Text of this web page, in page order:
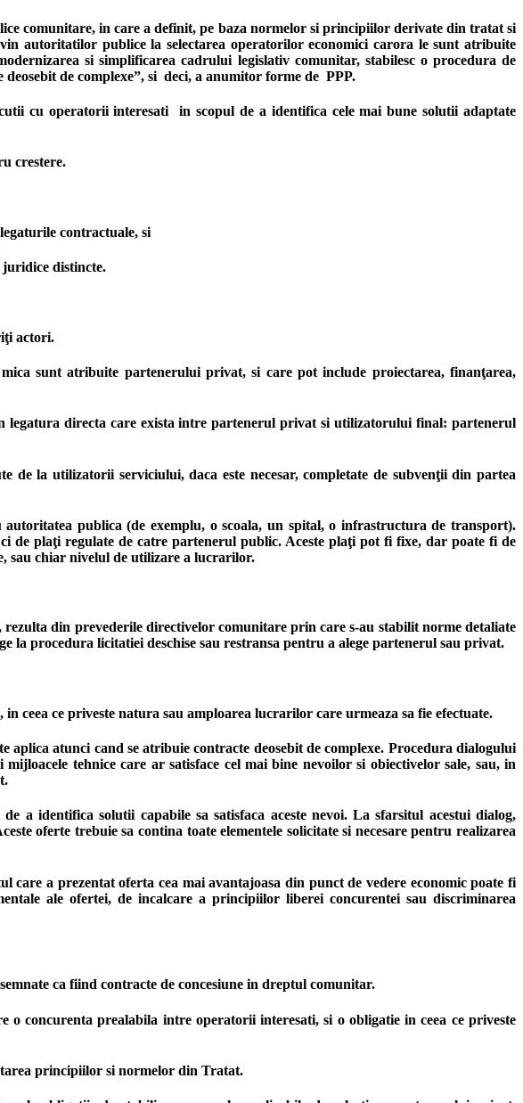
comunitare, in care a definit, pe baza normelor si principiilor derivate din tratat si
autoritatilor publice la selectarea operatorilor economici carora le sunt atribuite
si simplificarea cadrului legislativ comunitar, stabilesc o procedura de
de complexe”, si deci, a anumitor forme de PPP.
cu operatorii interesati in scopul de a identifica cele mai bune solutii adaptate
crestere.
contractuale, si
distincte.
actori.
sunt atribuite partenerului privat, si care pot include proiectarea, finanţarea,
legatura directa care exista intre partenerul privat si utilizatorului final: partenerul
de la utilizatorii serviciului, daca este necesar, completate de subvenţii din partea
publica (de exemplu, o scoala, un spital, o infrastructura de transport).
plaţi regulate de catre partenerul public. Aceste plaţi pot fi fixe, dar poate fi de
sau chiar nivelul de utilizare a lucrarilor.
din prevederile directivelor comunitare prin care s-au stabilit norme detaliate
procedura licitatiei deschise sau restransa pentru a alege partenerul sau privat.
ceea ce priveste natura sau amploarea lucrarilor care urmeaza sa fie efectuate.
aplica atunci cand se atribuie contracte deosebit de complexe. Procedura dialogului
tehnice care ar satisface cel mai bine nevoilor si obiectivelor sale, sau, in
a identifica solutii capabile sa satisfaca aceste nevoi. La sfarsitul acestui dialog,
oferte trebuie sa contina toate elementele solicitate si necesare pentru realizarea
a prezentat oferta cea mai avantajoasa din punct de vedere economic poate fi
ale ofertei, de incalcare a principiilor liberei concurentei sau discriminarea
ca fiind contracte de concesiune in dreptul comunitar.
concurenta prealabila intre operatorii interesati, si o obligatie in ceea ce priveste
principiilor si normelor din Tratat.